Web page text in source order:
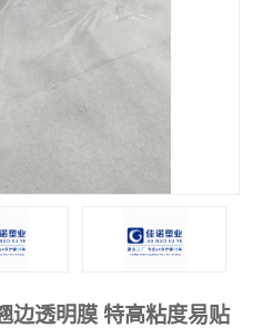
边透明膜 特高粘度易贴
纯黑保护膜
彩钢板保护膜
铝板保护膜
一次性隔离膜